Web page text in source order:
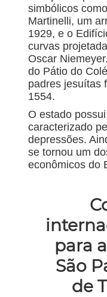
simbólicos
Martinelli, um
1929, e o
curvas
Oscar
do Pátio do
padres jesuítas
1554.
O estado
caracterizado
depressões.
se tornou um
econômicos do
para
São
de